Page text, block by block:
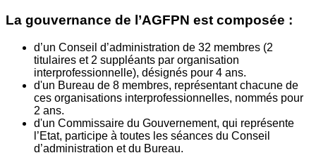
La gouvernance de l’AGFPN est composée :
d’un Conseil d’administration de 32 membres (2
titulaires et 2 suppléants par organisation
interprofessionnelle), désignés pour 4 ans.
d'un Bureau de 8 membres, représentant chacune de
ces organisations interprofessionnelles, nommés pour
2 ans.
d'un Commissaire du Gouvernement, qui représente
l’Etat, participe à toutes les séances du Conseil
d’administration et du Bureau.